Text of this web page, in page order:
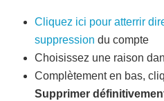
Cliquez ici pour atterrir
suppression du compte
Choisissez une raison
Complètement en bas,
Supprimer